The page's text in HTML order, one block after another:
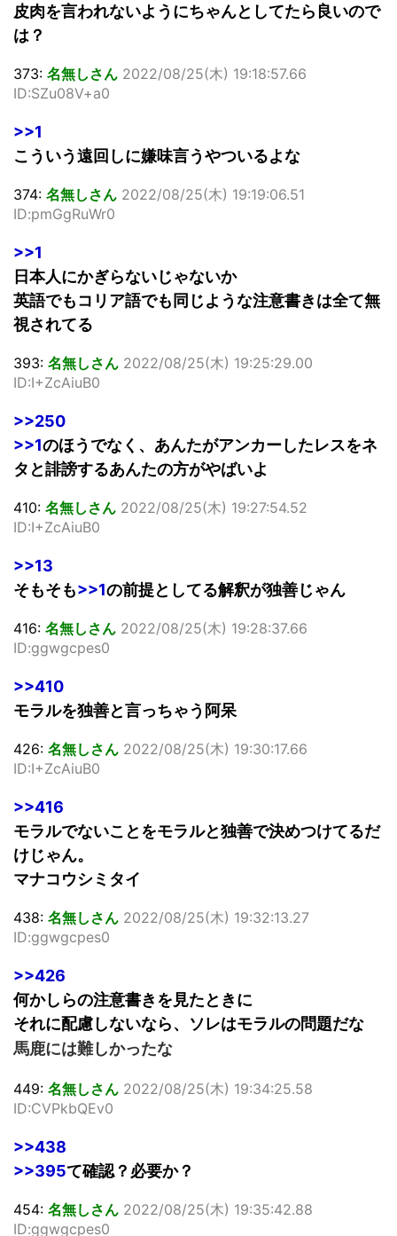
皮肉を言われないようにちゃんとしてたら良いので
は？
373: 名無しさん 2022/08/25(木) 19:18:57.66
ID:SZu08V+a0
>>1
こういう遠回しに嫌味言うやついるよな
374: 名無しさん 2022/08/25(木) 19:19:06.51
ID:pmGgRuWr0
>>1
日本人にかぎらないじゃないか
英語でもコリア語でも同じような注意書きは全て無
視されてる
393: 名無しさん 2022/08/25(木) 19:25:29.00
ID:I+ZcAiuB0
>>250
>>1のほうでなく、あんたがアンカーしたレスをネ
タと誹謗するあんたの方がやばいよ
410: 名無しさん 2022/08/25(木) 19:27:54.52
ID:I+ZcAiuB0
>>13
そもそも>>1の前提としてる解釈が独善じゃん
416: 名無しさん 2022/08/25(木) 19:28:37.66
ID:ggwgcpes0
>>410
モラルを独善と言っちゃう阿呆
426: 名無しさん 2022/08/25(木) 19:30:17.66
ID:I+ZcAiuB0
>>416
モラルでないことをモラルと独善で決めつけてるだ
けじゃん。
マナコウシミタイ
438: 名無しさん 2022/08/25(木) 19:32:13.27
ID:ggwgcpes0
>>426
何かしらの注意書きを見たときに
それに配慮しないなら、ソレはモラルの問題だな
馬鹿には難しかったな
449: 名無しさん 2022/08/25(木) 19:34:25.58
ID:CVPkbQEv0
>>438
>>395て確認？必要か？
454: 名無しさん 2022/08/25(木) 19:35:42.88
ID:ggwgcpes0